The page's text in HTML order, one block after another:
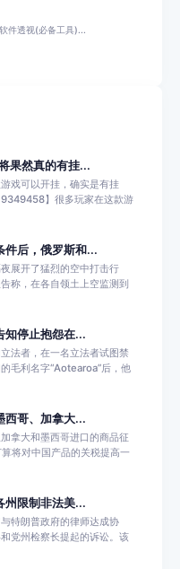
件透视(必备工具)...
果然真的有挂...
戏可以开挂，确实是有挂
】很多玩家在这款游
件后，俄罗斯和...
展开了猛烈的空中打击行
称，在各自领土上空监测到
知停止抱怨在...
法者，在一名立法者试图禁
毛利名字“Aotearoa”后，他
西哥、加拿大...
拿大和墨西哥进口的商品征
将对中国产品的关税提高一
州限制非法美...
特朗普政府的律师达成协
党州检察长提起的诉讼。该